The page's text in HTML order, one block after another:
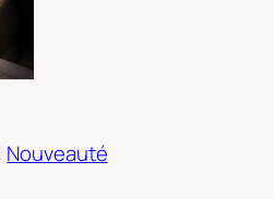
Nouveauté